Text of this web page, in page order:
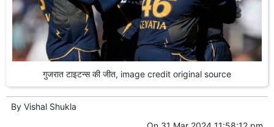
गुजरात टाइटन्स की जीत, image credit original source
By Vishal Shukla